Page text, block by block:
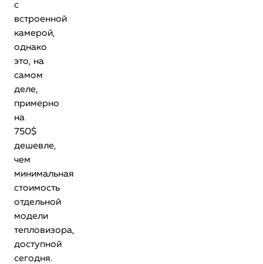
с
встроенной
камерой,
однако
это, на
самом
деле,
примерно
на
750$
дешевле,
чем
минимальная
стоимость
отдельной
модели
тепловизора,
доступной
сегодня.